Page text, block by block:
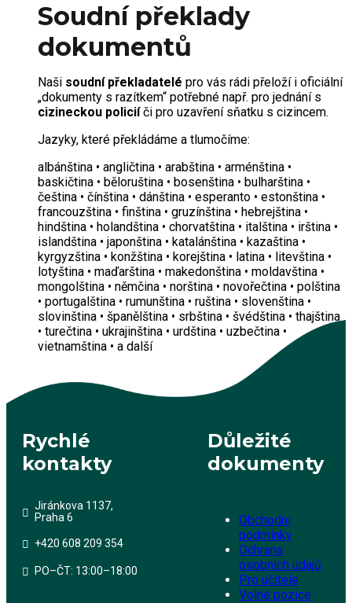
Soudní překlady
dokumentů
Naši soudní překladatelé pro vás rádi přeloží i oficiální
„dokumenty s razítkem“ potřebné např. pro jednání s
cizineckou policiíči pro uzavření sňatku s cizincem.
Jazyky, které překládáme a tlumočíme:
albánština • angličtina • arabština • arménština •
baskičtina • běloruština • bosenština • bulharština •
čeština • čínština • dánština • esperanto • estonština •
francouzština • finština • gruzínština • hebrejština •
hindština • holandština • chorvatština • italština • irština •
islandština • japonština • katalánština • kazaština •
kyrgyzština • konžština • korejština • latina • litevština •
lotyština • maďarština • makedonština • moldavština •
mongolština • němčina • norština • novořečtina • polština
• portugalština • rumunština • ruština • slovenština •
slovinština • španělština • srbština • švédština • thajština
• turečtina • ukrajinština • urdština • uzbečtina •
vietnamština • a další
Rychlé
kontakty
Jiránkova 1137,
Praha 6
+420 608 209 354
PO–ČT: 13:00–18:00
Důležité
dokumenty
Obchodní
podmínky
Ochrana
osobních údajů
Pro učitele
Volné pozice